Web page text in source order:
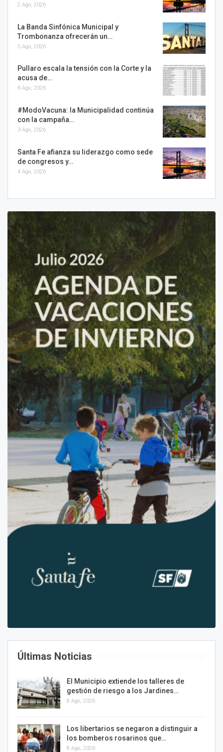
2 Ago, 2026
La Banda Sinfónica Municipal y
Trombonanza ofrecerán un…
5 Ago, 2026
Pullaro escala la tensión con la Corte y la
acusa de…
6 Ago, 2026
#ModoVacuna: la Municipalidad continúa
con la campaña…
3 Ago, 2026
Santa Fe afianza su liderazgo como sede
de congresos y…
4 Ago, 2026
Últimas Noticias
El Municipio extiende los talleres de
gestión de riesgo a los Jardines…
8 Ago, 2026
Los libertarios se negaron a distinguir a
los bomberos rosarinos que…
8 Ago, 2026